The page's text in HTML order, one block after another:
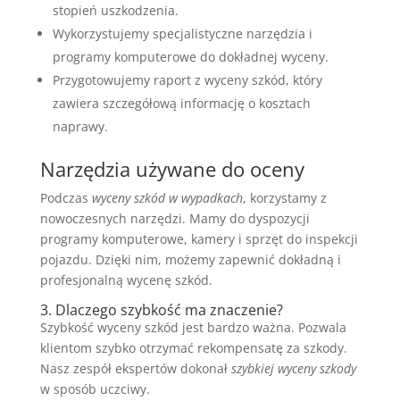
stopień uszkodzenia.
Wykorzystujemy specjalistyczne narzędzia i
programy komputerowe do dokładnej wyceny.
Przygotowujemy raport z wyceny szkód, który
zawiera szczegółową informację o kosztach
naprawy.
Narzędzia używane do oceny
Podczas wyceny szkód w wypadkach, korzystamy z
nowoczesnych narzędzi. Mamy do dyspozycji
programy komputerowe, kamery i sprzęt do inspekcji
pojazdu. Dzięki nim, możemy zapewnić dokładną i
profesjonalną wycenę szkód.
3. Dlaczego szybkość ma znaczenie?
Szybkość wyceny szkód jest bardzo ważna. Pozwala
klientom szybko otrzymać rekompensatę za szkody.
Nasz zespół ekspertów dokonał szybkiej wyceny szkody
w sposób uczciwy.